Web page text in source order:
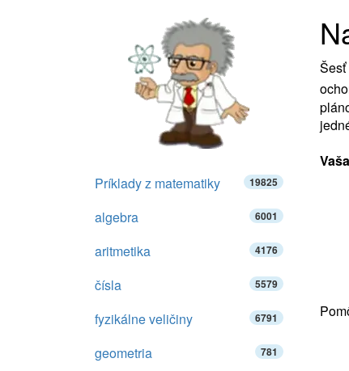
Príklady z matematiky 19825
algebra 6001
aritmetika 4176
čísla 5579
fyzikálne veličiny 6791
geometria 781